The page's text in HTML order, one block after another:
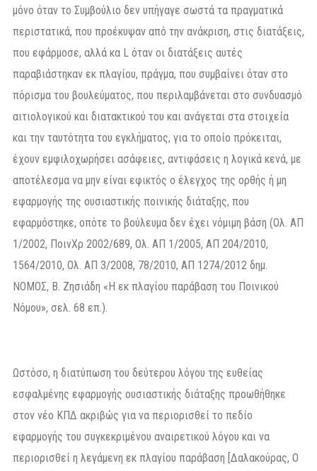
μόνο όταν το Συμβούλιο δεν υπήγαγε σωστά τα πραγματικά
περιστατικά, που προέκυψαν από την ανάκριση, στις διατάξεις,
που εφάρμοσε, αλλά κα L όταν οι διατάξεις αυτές
παραβιάστηκαν εκ πλαγίου, πράγμα, που συμβαίνει όταν στο
πόρισμα του βουλεύματος, που περιλαμβάνεται στο συνδυασμό
αιτιολογικού και διατακτικού του και ανάγεται στα στοιχεία
και την ταυτότητα του εγκλήματος, για το οποίο πρόκειται,
έχουν εμφιλοχωρήσει ασάφειες, αντιφάσεις η λογικά κενά, με
αποτέλεσμα να μην είναι εφικτός ο έλεγχος της ορθής ή μη
εφαρμογής της ουσιαστικής ποινικής διάταξης, που
εφαρμόστηκε, οπότε το βούλευμα δεν έχει νόμιμη βάση (Ολ. ΑΠ
1/2002, ΠοινΧρ 2002/689, Ολ. ΑΠ 1/2005, ΑΠ 204/2010,
1564/2010, Ολ. ΑΠ 3/2008, 78/2010, ΑΠ 1274/2012 δημ.
ΝΟΜΟΣ, Β. Ζησιάδη «Η εκ πλαγίου παράβαση του Ποινικού
Νόμου», σελ. 68 επ.).
Ωστόσο, η διατύπωση του δεύτερου λόγου της ευθείας
εσφαλμένης εφαρμογής ουσιαστικής διάταξης προωθήθηκε
στον νέο ΚΠΔ ακριβώς για να περιορισθεί το πεδίο
εφαρμογής του συγκεκριμένου αναιρετικού λόγου και να
περιορισθεί η λεγάμενη εκ πλαγίου παράβαση [Δαλακούρας, Ο